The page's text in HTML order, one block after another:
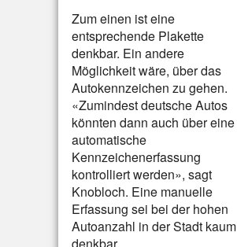
Zum einen ist eine
entsprechende Plakette
denkbar. Ein andere
Möglichkeit wäre, über das
Autokennzeichen zu gehen.
«Zumindest deutsche Autos
könnten dann auch über eine
automatische
Kennzeichenerfassung
kontrolliert werden», sagt
Knobloch. Eine manuelle
Erfassung sei bei der hohen
Autoanzahl in der Stadt kaum